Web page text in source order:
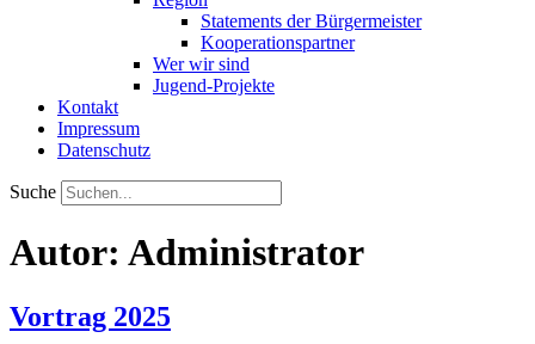
Statements der Bürgermeister
Kooperationspartner
Wer wir sind
Jugend-Projekte
Kontakt
Impressum
Datenschutz
Suche
Autor: Administrator
Vortrag 2025